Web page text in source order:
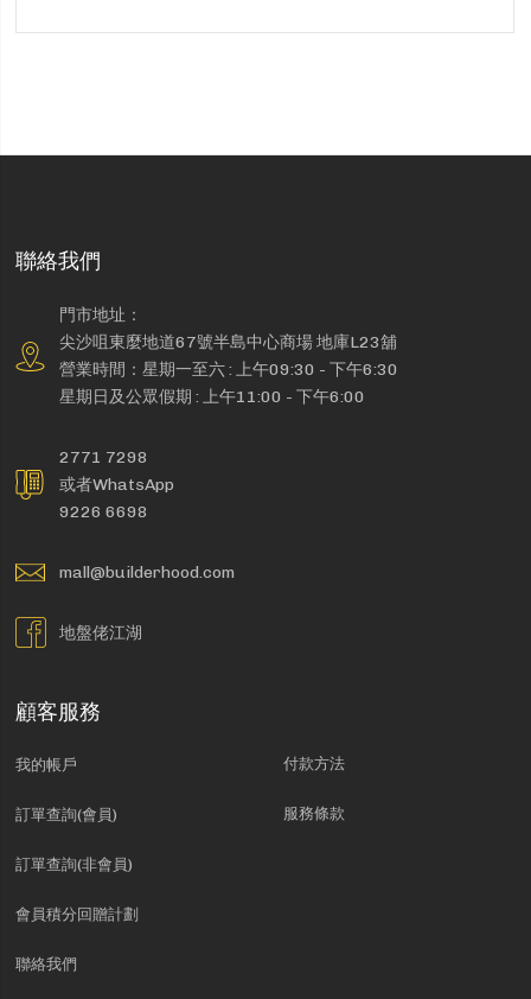
聯絡我們
門市地址：
尖沙咀東麼地道67號半島中心商場 地庫L23舖
營業時間：星期一至六 : 上午09:30 - 下午6:30
星期日及公眾假期 : 上午11:00 - 下午6:00
2771 7298
或者WhatsApp
9226 6698
mall@builderhood.com
地盤佬江湖
顧客服務
我的帳戶
訂單查詢(會員)
訂單查詢(非會員)
會員積分回贈計劃
聯絡我們
付款方法
服務條款